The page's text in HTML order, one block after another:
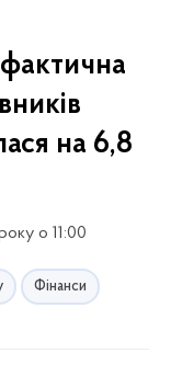
на 6,8
о 11:00
Фінанси